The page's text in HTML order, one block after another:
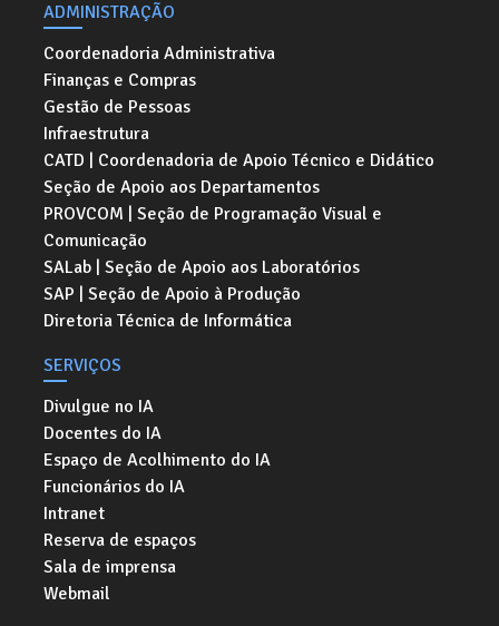
ADMINISTRAÇÃO
Coordenadoria Administrativa
Finanças e Compras
Gestão de Pessoas
Infraestrutura
CATD | Coordenadoria de Apoio Técnico e Didático
Seção de Apoio aos Departamentos
PROVCOM | Seção de Programação Visual e
Comunicação
SALab | Seção de Apoio aos Laboratórios
SAP | Seção de Apoio à Produção
Diretoria Técnica de Informática
SERVIÇOS
Divulgue no IA
Docentes do IA
Espaço de Acolhimento do IA
Funcionários do IA
Intranet
Reserva de espaços
Sala de imprensa
Webmail